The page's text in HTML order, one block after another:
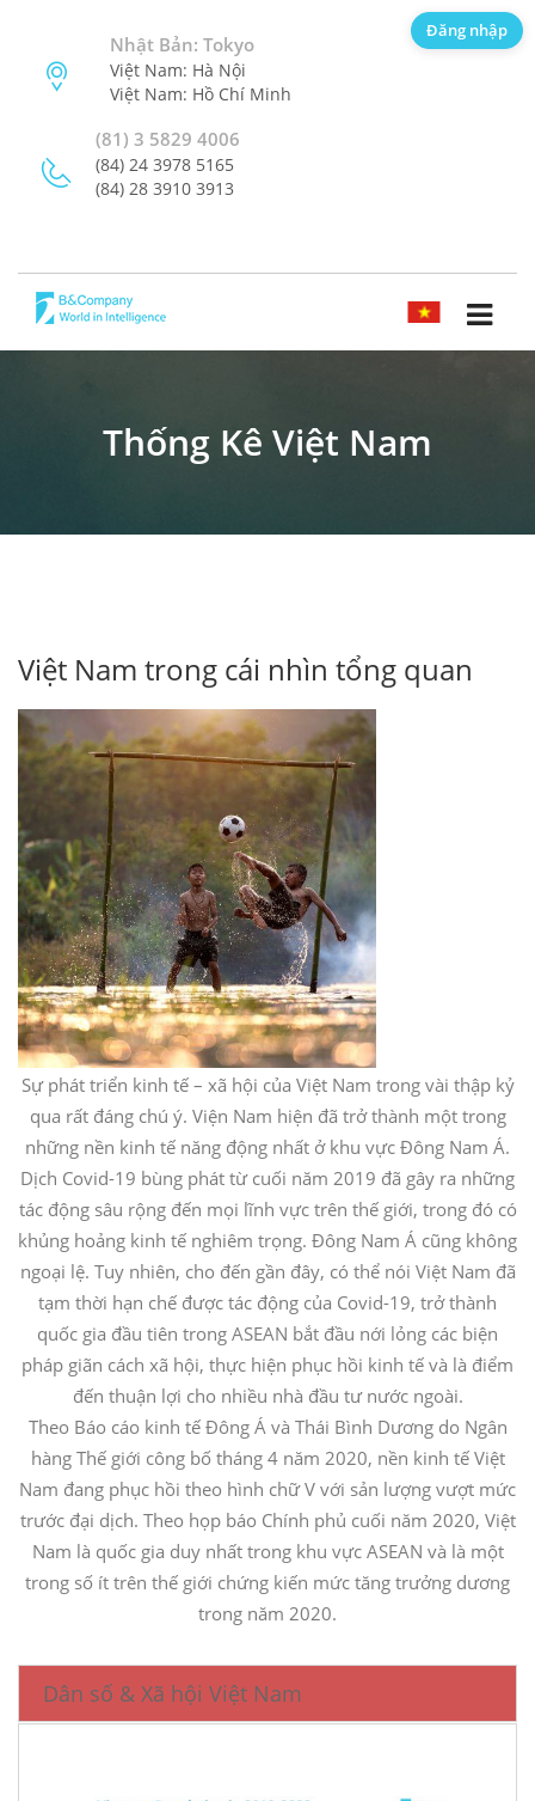
Nhật Bản: Tokyo
Việt Nam: Hà Nội
Việt Nam: Hồ Chí Minh
(81) 3 5829 4006
(84) 24 3978 5165
(84) 28 3910 3913
TIẾNG VIỆT
Thống Kê Việt Nam
Việt Nam trong cái nhìn tổng quan
Sự phát triển kinh tế – xã hội của Việt Nam trong vài thập kỷ
qua rất đáng chú ý. Viện Nam hiện đã trở thành một trong
những nền kinh tế năng động nhất ở khu vực Đông Nam Á.
Dịch Covid-19 bùng phát từ cuối năm 2019 đã gây ra những
tác động sâu rộng đến mọi lĩnh vực trên thế giới, trong đó có
khủng hoảng kinh tế nghiêm trọng. Đông Nam Á cũng không
ngoại lệ. Tuy nhiên, cho đến gần đây, có thể nói Việt Nam đã
tạm thời hạn chế được tác động của Covid-19, trở thành
quốc gia đầu tiên trong ASEAN bắt đầu nới lỏng các biện
pháp giãn cách xã hội, thực hiện phục hồi kinh tế và là điểm
đến thuận lợi cho nhiều nhà đầu tư nước ngoài.
Theo Báo cáo kinh tế Đông Á và Thái Bình Dương do Ngân
hàng Thế giới công bố tháng 4 năm 2020, nền kinh tế Việt
Nam đang phục hồi theo hình chữ V với sản lượng vượt mức
trước đại dịch. Theo họp báo Chính phủ cuối năm 2020, Việt
Nam là quốc gia duy nhất trong khu vực ASEAN và là một
trong số ít trên thế giới chứng kiến mức tăng trưởng dương
trong năm 2020.
Dân số & Xã hội Việt Nam
Đăng nhập